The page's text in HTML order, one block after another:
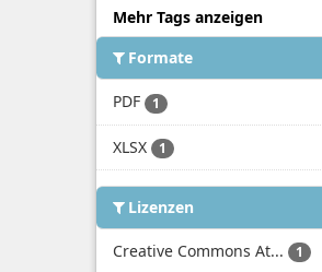
Mehr Tags anzeigen
Formate
PDF 1
XLSX 1
Lizenzen
Creative Commons At... 1